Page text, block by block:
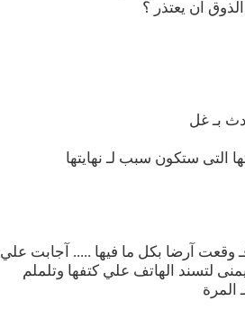
آن يعتذر ؟
بـ غل
ستكون سبب لـ نهايتها
وقعت آرضا بكل ما فيها ..... آجابت علي
لتسند الهاتف علي كتفها وتلملم
المرة